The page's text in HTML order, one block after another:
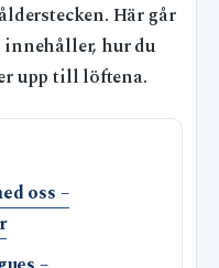
Här går
innehåller, hur du
upp till löftena.
oss –